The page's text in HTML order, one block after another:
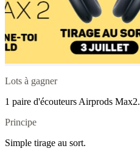
Lots à gagner
1 paire d'écouteurs Airprods Max2.
Principe
Simple tirage au sort.